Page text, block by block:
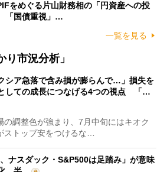
をめぐる片山財務相の「円資産への投
「国債重視」…
一覧を見る
市況分析」
シア急落で含み損が膨らんで…」損失を
しての成長につなげる4つの視点 「…
調整色が強まり、7月中旬にはキオク
ストップ安をつけるな…
、ナスダック・S&P500は足踏み」が意味